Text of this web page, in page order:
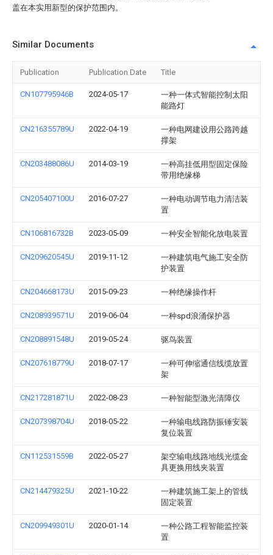
盖在本实用新型的保护范围内。
Similar Documents
Publication Publication Date Title
CN107795946B 2024-05-17
一种一体式智能控制太阳
能路灯
CN216355789U 2022-04-19
一种电网建设用公路跨越
撑架
CN203488086U 2014-03-19
一种高挂低用型固定保险
带用绝缘梯
CN205407100U 2016-07-27
一种电动调节电力清洁装
置
CN106816732B 2023-05-09 一种安全智能化放电装置
CN209620545U 2019-11-12
一种建筑电气施工安全防
护装置
CN204668173U 2015-09-23 一种绝缘操作杆
CN208939571U 2019-06-04 一种spd浪涌保护器
CN208891548U 2019-05-24 驱鸟装置
CN207618779U 2018-07-17
一种可伸缩通信线缆放置
架
CN217281871U 2022-08-23 一种智能型激光清障仪
CN207398704U 2018-05-22
一种输电线路防振锤安装
复位装置
CN112531559B 2022-05-27
架空输电线路地线光缆金
具更换用线夹装置
CN214479325U 2021-10-22
一种建筑施工架上的管线
固定装置
CN209949301U 2020-01-14
一种公路工程智能监控装
置